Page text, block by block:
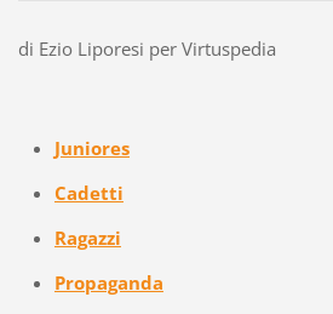
di Ezio Liporesi per Virtuspedia
Juniores
Cadetti
Ragazzi
Propaganda